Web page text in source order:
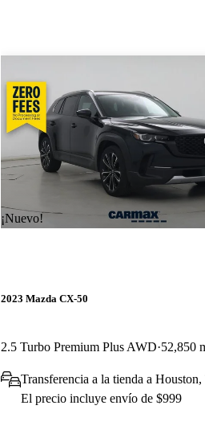
¡Nuevo!
2023 Mazda CX-50
2.5 Turbo Premium Plus AWD 52,850
Transferencia a la tienda a
El precio incluye envío de $999